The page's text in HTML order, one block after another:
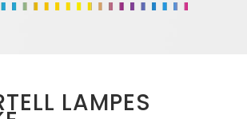
LAMPES